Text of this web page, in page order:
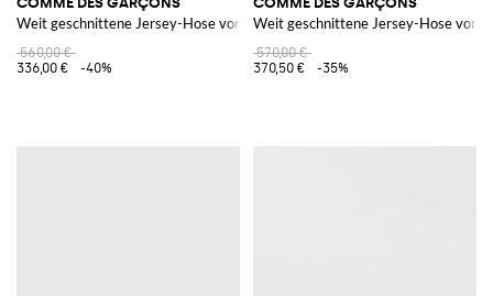
Weit geschnittene Jersey-Hose von mit elastischen Bündchen
560,00 €
336,00 €
-40%
Weit geschnittene Jersey-Hose von
570,00 €
370,50 €
-35%